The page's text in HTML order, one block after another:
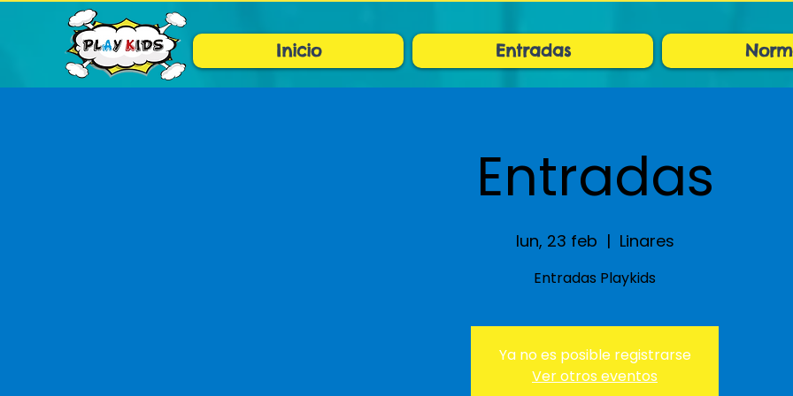
Inicio Entradas
Entradas
lun, 23 feb
  |
Linares
Entradas Playkids
Ya no es posible registrarse
Ver otros eventos